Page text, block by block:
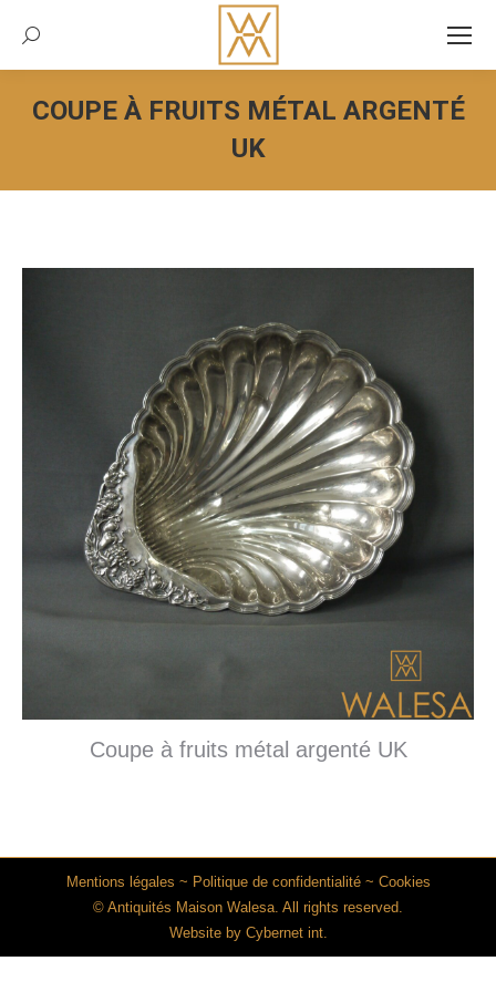
Recherche:
COUPE À FRUITS MÉTAL ARGENTÉ
UK
Vous êtes ici :
Coupe à fruits métal argenté UK
Mentions légales ~ Politique de confidentialité~ Cookies
© Antiquités Maison Walesa. All rights reserved.
Website by Cybernet int.